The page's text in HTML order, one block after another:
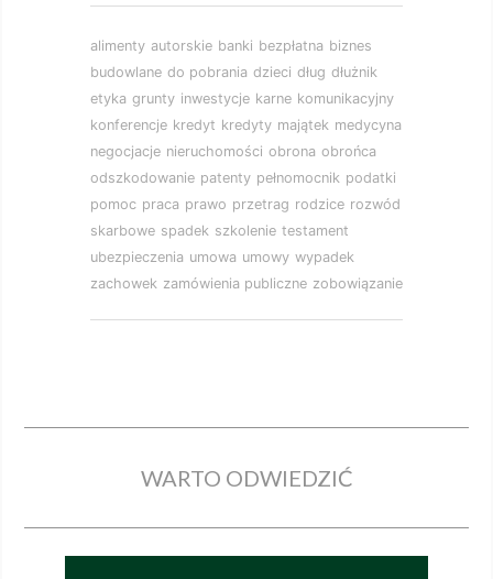
alimenty autorskie banki bezpłatna biznes
budowlane do pobrania dzieci dług dłużnik
etyka grunty inwestycje karne komunikacyjny
konferencje kredyt kredyty majątek medycyna
negocjacje nieruchomości obrona obrońca
odszkodowanie patenty pełnomocnik podatki
pomoc praca prawo przetrag rodzice rozwód
skarbowe spadek szkolenie testament
ubezpieczenia umowa umowy wypadek
zachowek zamówienia publiczne zobowiązanie
WARTO ODWIEDZIĆ